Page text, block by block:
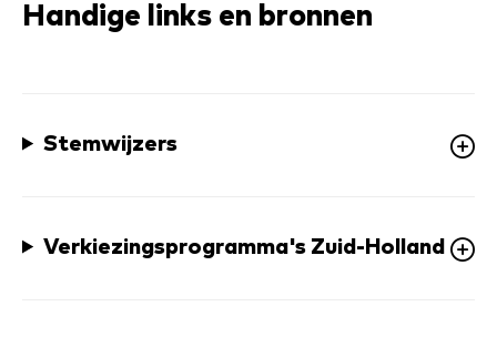
Handige links en bronnen
Stemwijzers
Verkiezingsprogramma's Zuid-Holland